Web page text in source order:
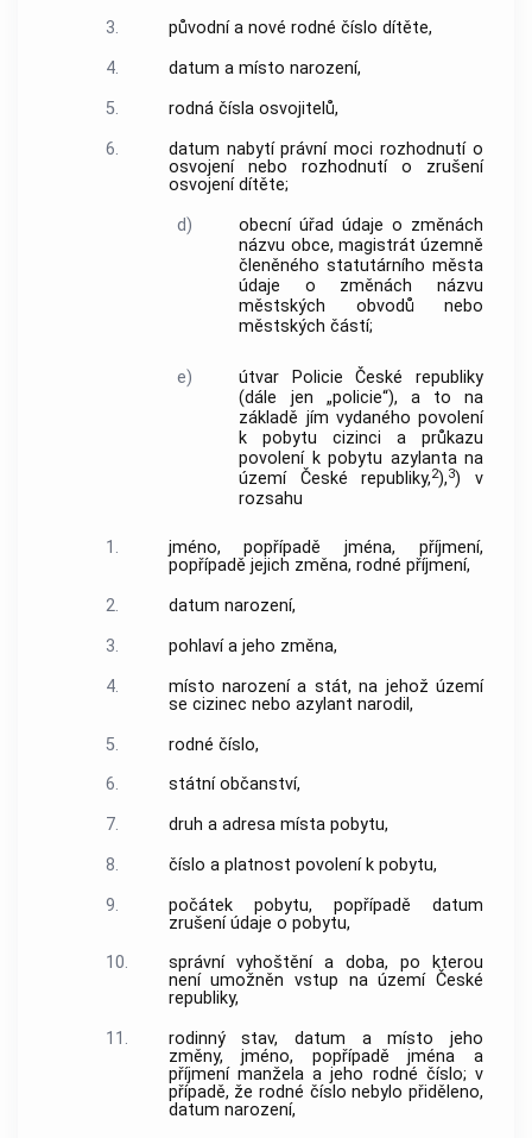
3.
původní a nové rodné číslo dítěte,
4.
datum a místo narození,
5.
rodná čísla osvojitelů,
6.
datum nabytí právní moci rozhodnutí o
osvojení nebo rozhodnutí o zrušení
osvojení dítěte;
d)
obecní úřad údaje o změnách
názvu obce, magistrát územně
členěného statutárního města
údaje o změnách názvu
městských obvodů nebo
městských částí;
e)
útvar Policie České republiky
(dále jen „policie“), a to na
základě jím vydaného povolení
k pobytu cizinci a průkazu
povolení k pobytu azylanta na
území České republiky,2),3) v
rozsahu
1.
jméno, popřípadě jména, příjmení,
popřípadě jejich změna, rodné příjmení,
2.
datum narození,
3.
pohlaví a jeho změna,
4.
místo narození a stát, na jehož území
se cizinec nebo azylant narodil,
5.
rodné číslo,
6.
státní občanství,
7.
druh a adresa místa pobytu,
8.
číslo a platnost povolení k pobytu,
9.
počátek pobytu, popřípadě datum
zrušení údaje o pobytu,
10.
správní vyhoštění a doba, po kterou
není umožněn vstup na území České
republiky,
11.
rodinný stav, datum a místo jeho
změny, jméno, popřípadě jména a
příjmení manžela a jeho rodné číslo; v
případě, že rodné číslo nebylo přiděleno,
datum narození,